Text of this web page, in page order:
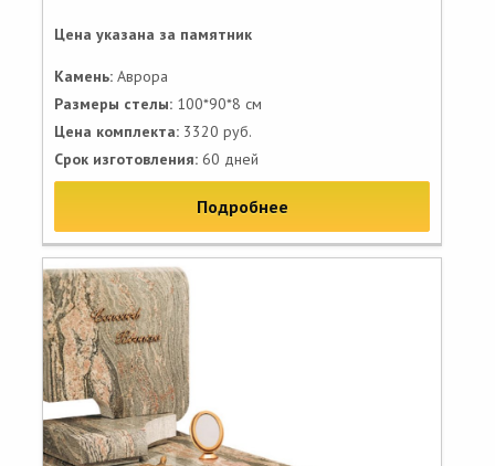
Цена указана за памятник
Камень: Аврора
Размеры стелы: 100*90*8 см
Цена комплекта: 3320 руб.
Срок изготовления: 60 дней
Подробнее